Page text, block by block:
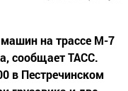
на трассе М-7
сообщает ТАСС.
в Пестречинском